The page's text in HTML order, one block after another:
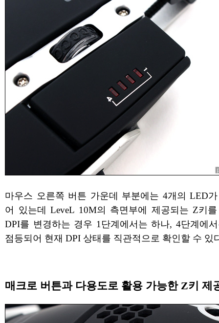
마우스 오른쪽 버튼 가운데 부분에는 4개의 LED
어 있는데 LeveL 10M의 측면부에 제공되는 Z키
DPI를 변경하는 경우 1단계에서는 하나, 4단계에
점등되어 현재 DPI 상태를 직관적으로 확인할 수 있
매크로 버튼과 다용도로 활용 가능한 Z키 제